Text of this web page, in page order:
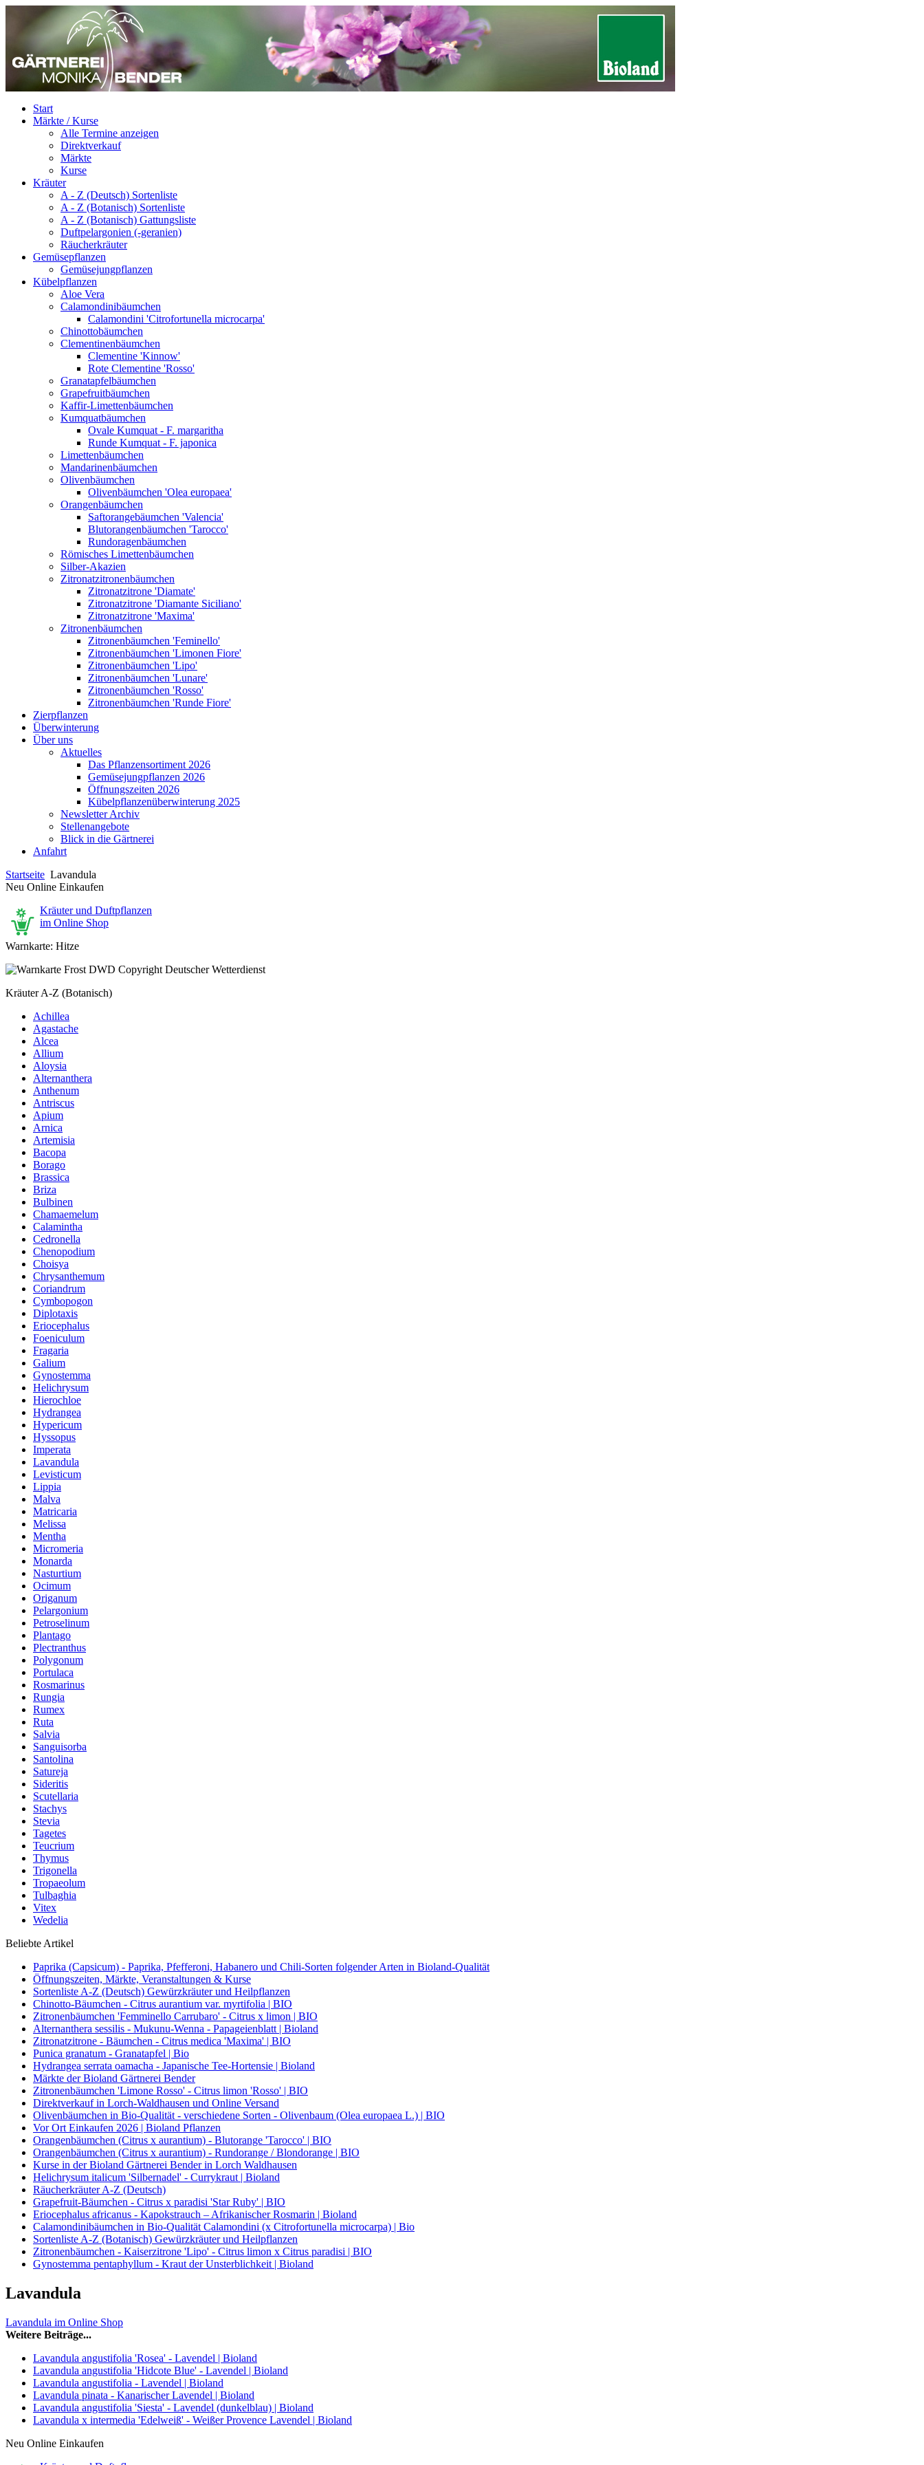
Start
Märkte / Kurse
Alle Termine anzeigen
Direktverkauf
Märkte
Kurse
Kräuter
A - Z (Deutsch) Sortenliste
A - Z (Botanisch) Sortenliste
A - Z (Botanisch) Gattungsliste
Duftpelargonien (-geranien)
Räucherkräuter
Gemüsepflanzen
Gemüsejungpflanzen
Kübelpflanzen
Aloe Vera
Calamondinibäumchen
Calamondini 'Citrofortunella microcarpa'
Chinottobäumchen
Clementinenbäumchen
Clementine 'Kinnow'
Rote Clementine 'Rosso'
Granatapfelbäumchen
Grapefruitbäumchen
Kaffir-Limettenbäumchen
Kumquatbäumchen
Ovale Kumquat - F. margaritha
Runde Kumquat - F. japonica
Limettenbäumchen
Mandarinenbäumchen
Olivenbäumchen
Olivenbäumchen 'Olea europaea'
Orangenbäumchen
Saftorangebäumchen 'Valencia'
Blutorangenbäumchen 'Tarocco'
Rundoragenbäumchen
Römisches Limettenbäumchen
Silber-Akazien
Zitronatzitronenbäumchen
Zitronatzitrone 'Diamate'
Zitronatzitrone 'Diamante Siciliano'
Zitronatzitrone 'Maxima'
Zitronenbäumchen
Zitronenbäumchen 'Feminello'
Zitronenbäumchen 'Limonen Fiore'
Zitronenbäumchen 'Lipo'
Zitronenbäumchen 'Lunare'
Zitronenbäumchen 'Rosso'
Zitronenbäumchen 'Runde Fiore'
Zierpflanzen
Überwinterung
Über uns
Aktuelles
Das Pflanzensortiment 2026
Gemüsejungpflanzen 2026
Öffnungszeiten 2026
Kübelpflanzenüberwinterung 2025
Newsletter Archiv
Stellenangebote
Blick in die Gärtnerei
Anfahrt
Startseite Lavandula
Neu Online Einkaufen
Kräuter und Duftpflanzen
im Online Shop
Warnkarte: Hitze
Kräuter A-Z (Botanisch)
Achillea
Agastache
Alcea
Allium
Aloysia
Alternanthera
Anthenum
Antriscus
Apium
Arnica
Artemisia
Bacopa
Borago
Brassica
Briza
Bulbinen
Chamaemelum
Calamintha
Cedronella
Chenopodium
Choisya
Chrysanthemum
Coriandrum
Cymbopogon
Diplotaxis
Eriocephalus
Foeniculum
Fragaria
Galium
Gynostemma
Helichrysum
Hierochloe
Hydrangea
Hypericum
Hyssopus
Imperata
Lavandula
Levisticum
Lippia
Malva
Matricaria
Melissa
Mentha
Micromeria
Monarda
Nasturtium
Ocimum
Origanum
Pelargonium
Petroselinum
Plantago
Plectranthus
Polygonum
Portulaca
Rosmarinus
Rungia
Rumex
Ruta
Salvia
Sanguisorba
Santolina
Satureja
Sideritis
Scutellaria
Stachys
Stevia
Tagetes
Teucrium
Thymus
Trigonella
Tropaeolum
Tulbaghia
Vitex
Wedelia
Beliebte Artikel
Paprika (Capsicum) - Paprika, Pfefferoni, Habanero und Chili-Sorten folgender Arten in Bioland-Qualität
Öffnungszeiten, Märkte, Veranstaltungen & Kurse
Sortenliste A-Z (Deutsch) Gewürzkräuter und Heilpflanzen
Chinotto-Bäumchen - Citrus aurantium var. myrtifolia | BIO
Zitronenbäumchen 'Femminello Carrubaro' - Citrus x limon | BIO
Alternanthera sessilis - Mukunu-Wenna - Papageienblatt | Bioland
Zitronatzitrone - Bäumchen - Citrus medica 'Maxima' | BIO
Punica granatum - Granatapfel | Bio
Hydrangea serrata oamacha - Japanische Tee-Hortensie | Bioland
Märkte der Bioland Gärtnerei Bender
Zitronenbäumchen 'Limone Rosso' - Citrus limon 'Rosso' | BIO
Direktverkauf in Lorch-Waldhausen und Online Versand
Olivenbäumchen in Bio-Qualität - verschiedene Sorten - Olivenbaum (Olea europaea L.) | BIO
Vor Ort Einkaufen 2026 | Bioland Pflanzen
Orangenbäumchen (Citrus x aurantium) - Blutorange 'Tarocco' | BIO
Orangenbäumchen (Citrus x aurantium) - Rundorange / Blondorange | BIO
Kurse in der Bioland Gärtnerei Bender in Lorch Waldhausen
Helichrysum italicum 'Silbernadel' - Currykraut | Bioland
Räucherkräuter A-Z (Deutsch)
Grapefruit-Bäumchen - Citrus x paradisi 'Star Ruby' | BIO
Eriocephalus africanus - Kapokstrauch – Afrikanischer Rosmarin | Bioland
Calamondinibäumchen in Bio-Qualität Calamondini (x Citrofortunella microcarpa) | Bio
Sortenliste A-Z (Botanisch) Gewürzkräuter und Heilpflanzen
Zitronenbäumchen - Kaiserzitrone 'Lipo' - Citrus limon x Citrus paradisi | BIO
Gynostemma pentaphyllum - Kraut der Unsterblichkeit | Bioland
Lavandula
Lavandula im Online Shop
Weitere Beiträge...
Lavandula angustifolia 'Rosea' - Lavendel | Bioland
Lavandula angustifolia 'Hidcote Blue' - Lavendel | Bioland
Lavandula angustifolia - Lavendel | Bioland
Lavandula pinata - Kanarischer Lavendel | Bioland
Lavandula angustifolia 'Siesta' - Lavendel (dunkelblau) | Bioland
Lavandula x intermedia 'Edelweiß' - Weißer Provence Lavendel | Bioland
Neu Online Einkaufen